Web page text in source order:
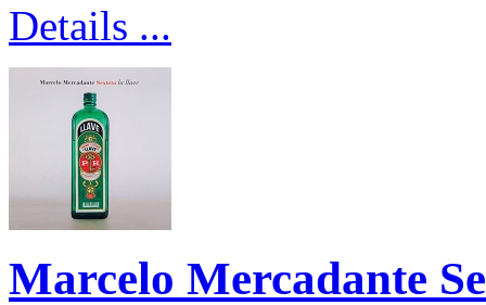
Details ...
Marcelo Mercadante